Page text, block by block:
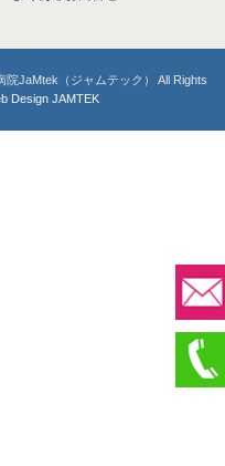
JaMtek（ジャムテック） All Rights
Design JAMTEK